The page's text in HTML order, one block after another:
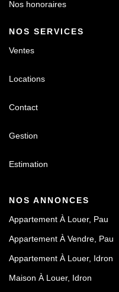
Nos honoraires
NOS SERVICES
Ventes
Locations
Contact
Gestion
Estimation
NOS ANNONCES
Appartement À Louer, Pau
Appartement À Vendre, Pau
Appartement À Louer, Idron
Maison À Louer, Idron